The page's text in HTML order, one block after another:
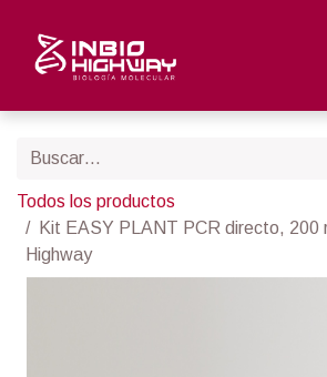
Todos los productos
Kit EASY PLANT PCR directo, 200
Highway